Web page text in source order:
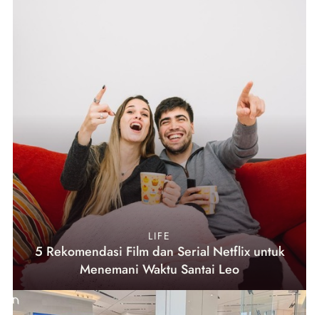
LIFE
5 Rekomendasi Film dan Serial Netflix untuk
Menemani Waktu Santai Leo